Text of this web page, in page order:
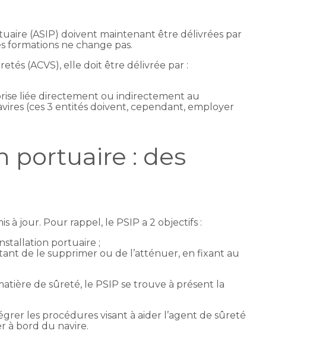
(ASIP) doivent maintenant être délivrées par
ne change pas.
(ACVS), elle doit être délivrée par :
liée directement ou indirectement au
(ces 3 entités doivent, cependant, employer
portuaire : des
à jour. Pour rappel, le PSIP a 2 objectifs :
portuaire ;
de le supprimer ou de l’atténuer, en fixant au
de sûreté, le PSIP se trouve à présent la
les procédures visant à aider l’agent de sûreté
à bord du navire.